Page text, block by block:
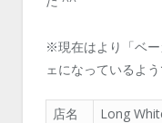
※現在はより「ベ
ェになっているよう
店名
Long